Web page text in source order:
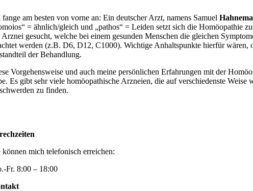
fange am besten von vorne an: Ein deutscher Arzt, namens Samuel
= ähnlich/gleich und „pathos“ = Leiden setzt sich die Homöopathie
Arznei gesucht, welche bei einem gesunden Menschen die gleichen
werden (z.B. D6, D12, C1000). Wichtige Anhaltspunkte hierfür
der Behandlung.
Vorgehensweise und auch meine persönlichen Erfahrungen mit der
Es gibt sehr viele homöopathische Arzneien, die auf verschiedenste
zu finden.
können mich telefonisch erreichen:
Fr. 8:00 – 18:00